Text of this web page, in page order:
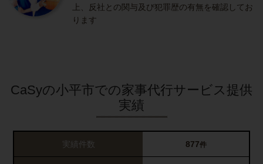
上、反社との関与及び犯罪歴の有無を確認してお
ります
CaSyの小平市での家事代行サービス提供
実績
実績件数 877件